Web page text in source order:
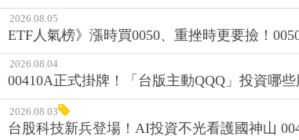
2026.08.05
ETF人氣榜》漲時買0050、重挫時更要撿！
2026.08.04
00410A正式掛牌！「台版主動QQQ」投資哪
2026.08.03
台股科技新兵登場！AI投資不光看護國神山